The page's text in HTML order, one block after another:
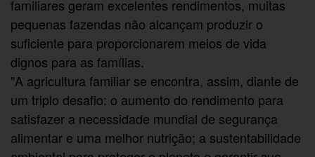
familiares geram excelentes rendimentos, muitas
pequenas fazendas não alcançam produzir o
suficiente para proporcionarem meios de vida
dignos para as famílias.
"A agricultura familiar se encontra, assim, diante de
um triplo desafio: o aumento do rendimento para
satisfazer a necessidade mundial de segurança
alimentar e uma melhor nutrição; a sustentabilidade